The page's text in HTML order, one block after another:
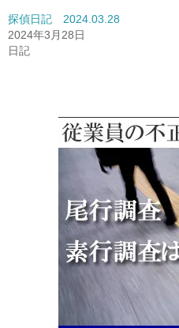
探偵日記 2024.03.28
2024年3月28日
日記